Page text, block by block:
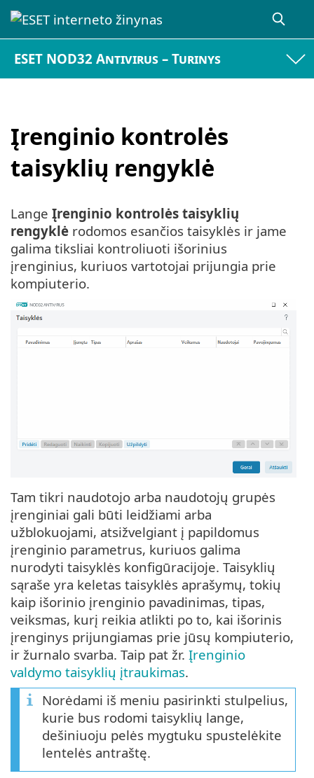
ESET NOD32 Antivirus – Turinys
Įrenginio kontrolės
taisyklių rengyklė
Lange Įrenginio kontrolės taisyklių
rengyklė rodomos esančios taisyklės ir jame
galima tiksliai kontroliuoti išorinius
įrenginius, kuriuos vartotojai prijungia prie
kompiuterio.
Tam tikri naudotojo arba naudotojų grupės
įrenginiai gali būti leidžiami arba
užblokuojami, atsižvelgiant į papildomus
įrenginio parametrus, kuriuos galima
nurodyti taisyklės konfigūracijoje. Taisyklių
sąraše yra keletas taisyklės aprašymų, tokių
kaip išorinio įrenginio pavadinimas, tipas,
veiksmas, kurį reikia atlikti po to, kai išorinis
įrenginys prijungiamas prie jūsų kompiuterio,
ir žurnalo svarba. Taip pat žr. Įrenginio
valdymo taisyklių įtraukimas.
Norėdami iš meniu pasirinkti stulpelius,
kurie bus rodomi taisyklių lange,
dešiniuoju pelės mygtuku spustelėkite
lentelės antraštę.